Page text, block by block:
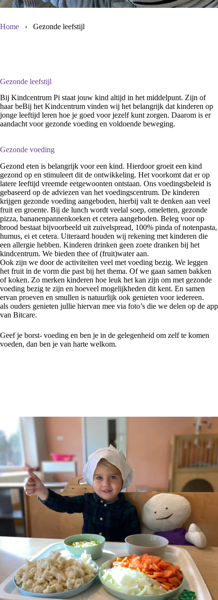
Home › Gezonde leefstijl
Gezonde leefstijl
Bij Kindcentrum Pi staat jouw kind altijd in het middelpunt. Zijn of
haar beBij het Kindcentrum vinden wij het belangrijk dat kinderen op
jonge leeftijd leren hoe je goed voor jezelf kunt zorgen. Daarom is er
aandacht voor gezonde voeding en voldoende beweging.
Gezonde voeding
Gezond eten is belangrijk voor een kind. Hierdoor groeit een kind
gezond op en stimuleert dit de ontwikkeling. Het voorkomt dat er op
latere leeftijd vreemde eetgewoonten ontstaan. Ons voedingsbeleid is
gebaseerd op de adviezen van het voedingscentrum. De kinderen
krijgen gezonde voeding aangeboden, hierbij valt te denken aan veel
fruit en groente. Bij de lunch wordt veelal soep, omeletten, gezonde
pizza, bananenpannenkoeken et cetera aangeboden. Beleg voor op
brood bestaat bijvoorbeeld uit zuivelspread, 100% pinda of notenpasta,
humus, ei et cetera. Uiteraard houden wij rekening met kinderen die
een allergie hebben. Kinderen drinken geen zoete dranken bij het
kindcentrum. We bieden thee of (fruit)water aan.
Ook zijn we door de activiteiten veel met voeding bezig. We leggen
het fruit in de vorm die past bij het thema. Of we gaan samen bakken
of koken. Zo merken kinderen hoe leuk het kan zijn om met gezonde
voeding bezig te zijn en hoeveel mogelijkheden dit kent. En samen
ervan proeven en smullen is natuurlijk ook genieten voor iedereen.
als ouders genieten jullie hiervan mee via foto’s die we delen op de app
van Bitcare.
Geef je borst- voeding en ben je in de gelegenheid om zelf te komen
voeden, dan ben je van harte welkom.